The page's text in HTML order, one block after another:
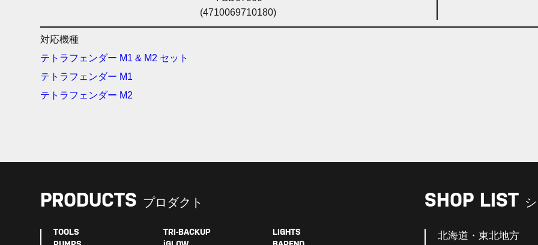
(4710069710180)
対応機種
テトラフェンダー M1 & M2 セット
テトラフェンダー M1
テトラフェンダー M2
PRODUCTS プロダクト
TOOLS
TRI-BACKUP
LIGHTS
SHOP LIST
北海道・東北地方